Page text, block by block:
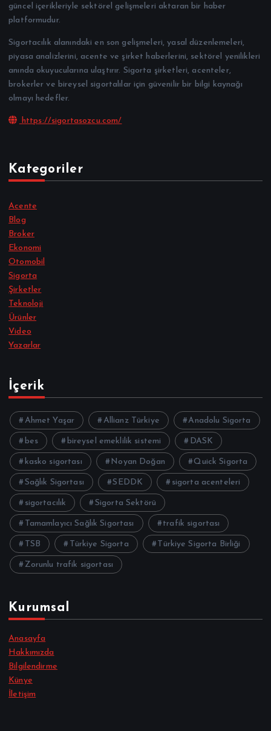
güncel içerikleriyle sektörel gelişmeleri aktaran bir haber
platformudur.
Sigortacılık alanındaki en son gelişmeleri, yasal düzenlemeleri,
piyasa analizlerini, acente ve şirket haberlerini, sektörel yenilikleri
anında okuyucularına ulaştırır. Sigorta şirketleri, acenteler,
brokerler ve bireysel sigortalılar için güvenilir bir bilgi kaynağı
olmayı hedefler.
https://sigortasozcu.com/
Kategoriler
Acente
Blog
Broker
Ekonomi
Otomobil
Sigorta
Şirketler
Teknoloji
Ürünler
Video
Yazarlar
İçerik
Ahmet Yaşar Allianz Türkiye Anadolu Sigorta
bes bireysel emeklilik sistemi DASK
kasko sigortası Noyan Doğan Quick Sigorta
Sağlık Sigortası SEDDK sigorta acenteleri
sigortacılık Sigorta Sektörü
Tamamlayıcı Sağlık Sigortası trafik sigortası
TSB Türkiye Sigorta Türkiye Sigorta Birliği
Zorunlu trafik sigortası
Kurumsal
Anasayfa
Hakkımızda
Bilgilendirme
Künye
İletişim